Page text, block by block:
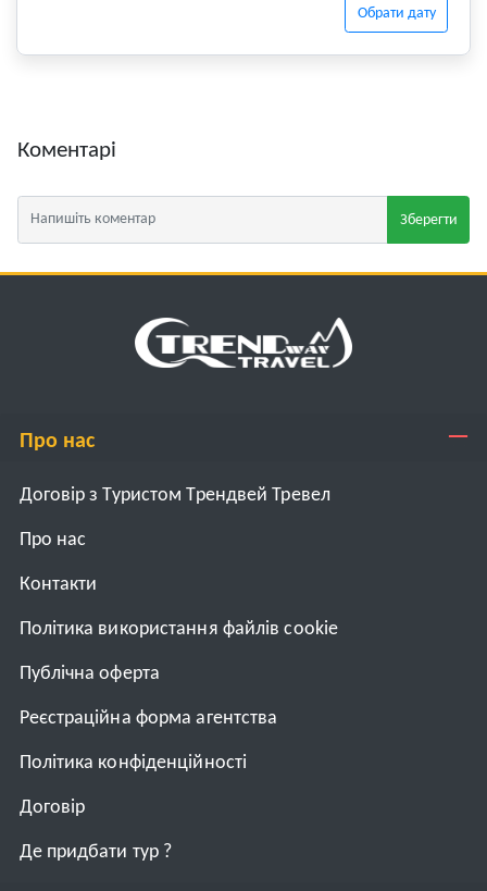
Обрати дату
Коментарі
Зберегти
Про нас
Договір з Туристом Трендвей Тревел
Про нас
Контакти
Політика використання файлів cookie
Публічна оферта
Реєстраційна форма агентства
Політика конфіденційності
Договiр
Де придбати тур ?